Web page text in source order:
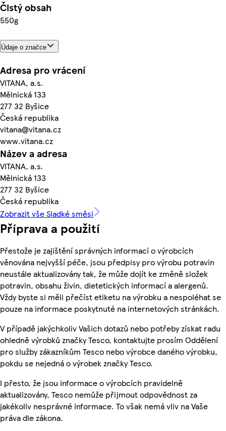
Čistý obsah
550g
Údaje o značce
Adresa pro vrácení
VITANA, a.s.
Mělnická 133
277 32 Byšice
Česká republika
vitana@vitana.cz
www.vitana.cz
Název a adresa
VITANA, a.s.
Mělnická 133
277 32 Byšice
Česká republika
Zobrazit vše Sladké směsi
Příprava a použití
Přestože je zajištění správných informací o výrobcích
věnována nejvyšší péče, jsou předpisy pro výrobu potravin
neustále aktualizovány tak, že může dojít ke změně složek
potravin, obsahu živin, dietetických informací a alergenů.
Vždy byste si měli přečíst etiketu na výrobku a nespoléhat se
pouze na informace poskytnuté na internetových stránkách.
V případě jakýchkoliv Vašich dotazů nebo potřeby získat radu
ohledně výrobků značky Tesco, kontaktujte prosím Oddělení
pro služby zákazníkům Tesco nebo výrobce daného výrobku,
pokdu se nejedná o výrobek značky Tesco.
I přesto, že jsou informace o výrobcích pravidelně
aktualizovány, Tesco nemůže přijmout odpovědnost za
jakékoliv nesprávné informace. To však nemá vliv na Vaše
práva dle zákona.